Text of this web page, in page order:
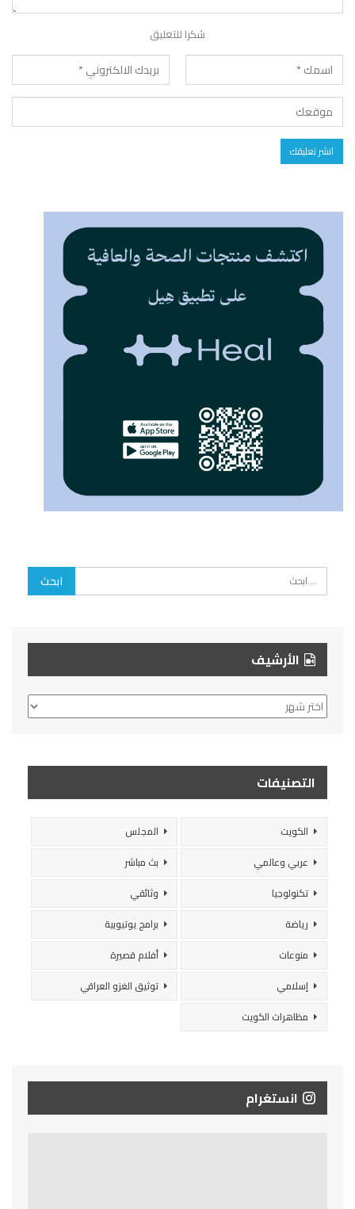
شكرا للتعليق
الأرشيف
الأرشيف
التصنيفات
الكويت
المجلس
عربي وعالمي
بث مباشر
تكنولوجيا
وثائقي
رياضة
برامج يوتيوبية
منوعات
أفلام قصيرة
إسلامي
توثيق الغزو العراقي
مظاهرات الكويت
انستغرام